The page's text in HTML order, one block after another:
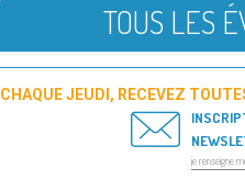
TOUS LES
CHAQUE JEUDI, RECEVEZ